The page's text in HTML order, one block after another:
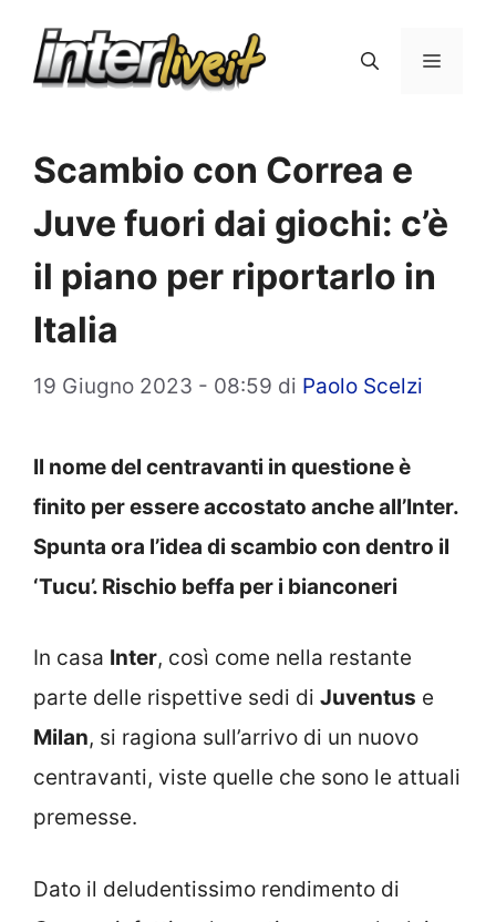
Menu
Scambio con Correa e
Juve fuori dai giochi: c’è
il piano per riportarlo in
Italia
19 Giugno 2023 - 08:59 di Paolo Scelzi
Il nome del centravanti in questione è
finito per essere accostato anche all’Inter.
Spunta ora l’idea di scambio con dentro il
‘Tucu’. Rischio beffa per i bianconeri
In casa Inter, così come nella restante
parte delle rispettive sedi di Juventus e
Milan, si ragiona sull’arrivo di un nuovo
centravanti, viste quelle che sono le attuali
premesse.
Dato il deludentissimo rendimento di